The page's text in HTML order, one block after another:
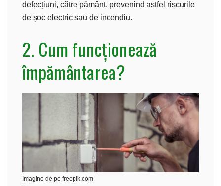
defecțiuni, către pământ, prevenind astfel riscurile
de șoc electric sau de incendiu.
2. Cum funcționează
împământarea?
Imagine de pe freepik.com